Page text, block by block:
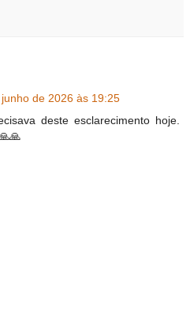
de 2026 às 19:25
deste esclarecimento hoje.